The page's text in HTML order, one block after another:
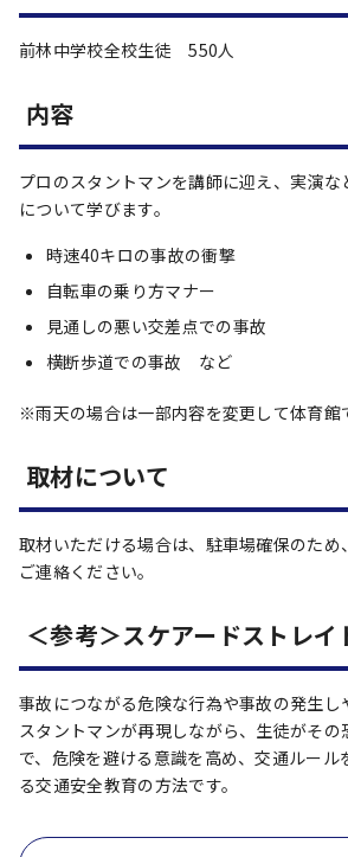
前林中学校全校生徒 550人
内容
プロのスタントマンを講師に迎え、実演
について学びます。
時速40キロの事故の衝撃
自転車の乗り方マナー
見通しの悪い交差点での事故
横断歩道での事故 など
※雨天の場合は一部内容を変更して体育館
取材について
取材いただける場合は、駐車場確保のため
ご連絡ください。
＜参考＞スケアードストレイ
事故につながる危険な行為や事故の発生し
スタントマンが再現しながら、生徒がその
で、危険を避ける意識を高め、交通ルール
る交通安全教育の方法です。